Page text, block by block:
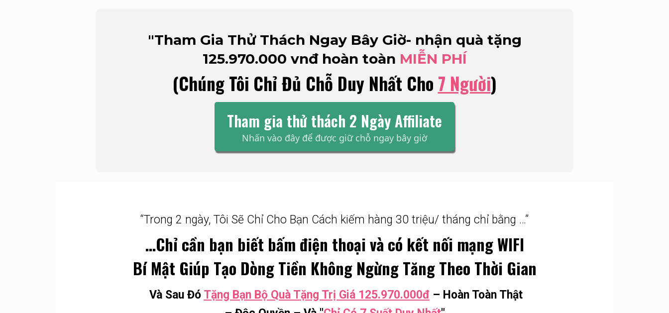
"Tham Gia Thử Thách Ngay Bây Giờ- nhận quà tặng
125.970.000 vnđ hoàn toàn MIỄN PHÍ
(Chúng Tôi Chỉ Đủ Chỗ Duy Nhất Cho 7 Người)
Tham gia thử thách 2 Ngày Affiliate
Nhấn vào đây để được giữ chỗ ngay bây giờ
“Trong 2 ngày, Tôi Sẽ Chỉ Cho Bạn Cách kiếm hàng 30 triệu/ tháng chỉ bằng …”
…Chỉ cần bạn biết bấm điện thoại và có kết nối mạng WIFI
Bí Mật Giúp Tạo Dòng Tiền Không Ngừng Tăng Theo Thời Gian
Và Sau Đó Tặng Bạn Bộ Quà Tặng Trị Giá 125.970.000đ – Hoàn Toàn Thật